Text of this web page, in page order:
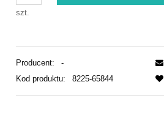
szt.
Producent:
-
Kod produktu:
8225-65844